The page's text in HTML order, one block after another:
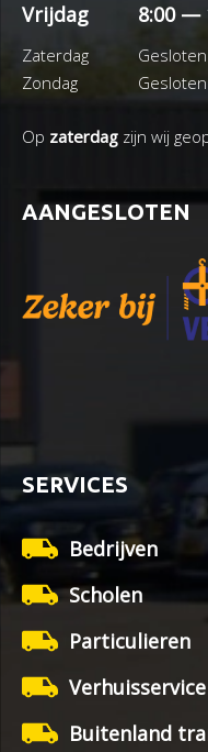
Vrijdag 8:00 —
Zaterdag
Gesloten
Zondag
Gesloten
Op zaterdag zijn wij
AANGESLOTEN
SERVICES
Bedrijven
Scholen
Particulieren
Verhuisservice
Buitenland